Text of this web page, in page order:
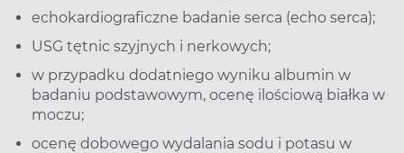
echokardiograficzne badanie serca (echo serca);
USG tętnic szyjnych i nerkowych;
w przypadku dodatniego wyniku albumin w
badaniu podstawowym, ocenę ilościową białka w
moczu;
ocenę dobowego wydalania sodu i potasu w